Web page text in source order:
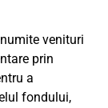
venituri
prin
a
fondului,